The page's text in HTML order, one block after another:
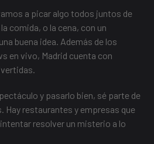
a picar algo todos juntos de
comida, o la cena, con un
buena idea. Además de los
en vivo, Madrid cuenta con
y pasarlo bien, sé parte de
Hay restaurantes y empresas que
resolver un misterio a lo